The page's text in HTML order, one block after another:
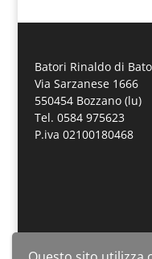
Batori Rinaldo di
Via Sarzanese 1666
550454 Bozzano (lu)
Tel. 0584 975623
P.iva 02100180468